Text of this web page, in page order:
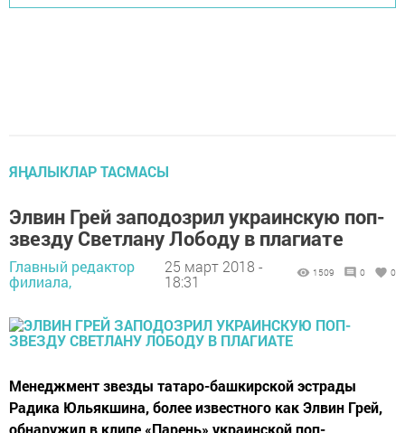
ЯҢАЛЫКЛАР ТАСМАСЫ
Элвин Грей заподозрил украинскую поп-
звезду Светлану Лободу в плагиате
Главный редактор
филиала,
25 март 2018 -
18:31
1509 0 0
Менеджмент звезды татаро-башкирской эстрады
Радика Юльякшина, более известного как Элвин Грей,
обнаружил в клипе «Парень» украинской поп-